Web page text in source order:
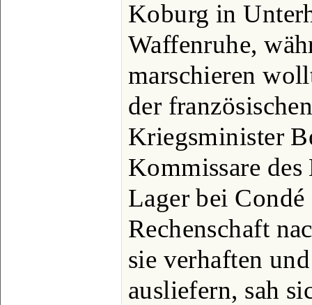
Koburg in
Waffenruhe,
marschieren
der
Kriegsminister
Kommissare
Lager bei
Rechenschaft
sie verhaften
ausliefern, sah